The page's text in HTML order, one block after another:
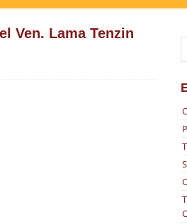
Ven. Lama Tenzin